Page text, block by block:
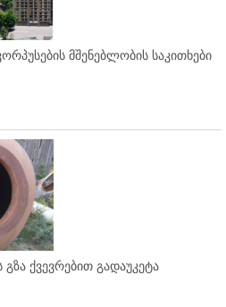
მშენებლობის საკითხები
ქვევრებით გადაუკეტა